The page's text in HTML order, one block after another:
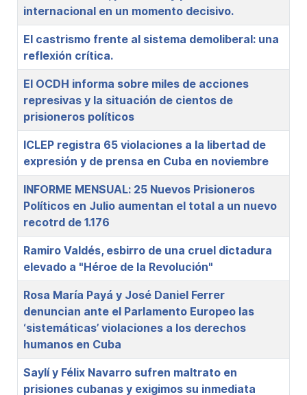
internacional en un momento decisivo.
El castrismo frente al sistema demoliberal: una
reflexión crítica.
El OCDH informa sobre miles de acciones
represivas y la situación de cientos de
prisioneros políticos
ICLEP registra 65 violaciones a la libertad de
expresión y de prensa en Cuba en noviembre
INFORME MENSUAL: 25 Nuevos Prisioneros
Políticos en Julio aumentan el total a un nuevo
recotrd de 1.176
Ramiro Valdés, esbirro de una cruel dictadura
elevado a "Héroe de la Revolución"
Rosa María Payá y José Daniel Ferrer
denuncian ante el Parlamento Europeo las
‘sistemáticas’ violaciones a los derechos
humanos en Cuba
Saylí y Félix Navarro sufren maltrato en
prisiones cubanas y exigimos su inmediata